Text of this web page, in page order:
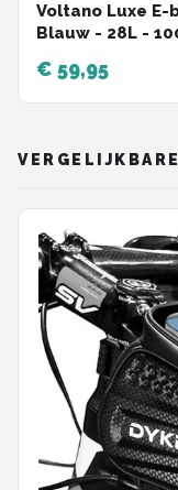
Voltano Luxe
Blauw - 28L -
Schouderband
€ 59,95